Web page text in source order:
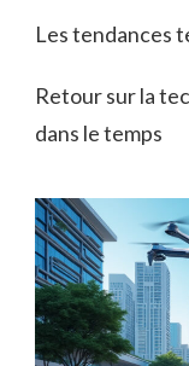
Les tendances
Retour sur la
dans le temps